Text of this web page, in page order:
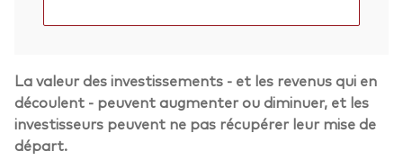
La valeur des investissements - et les revenus qui en
découlent - peuvent augmenter ou diminuer, et les
investisseurs peuvent ne pas récupérer leur mise de
départ.